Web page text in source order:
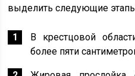
выделить следующие
В крестцовой
более пяти